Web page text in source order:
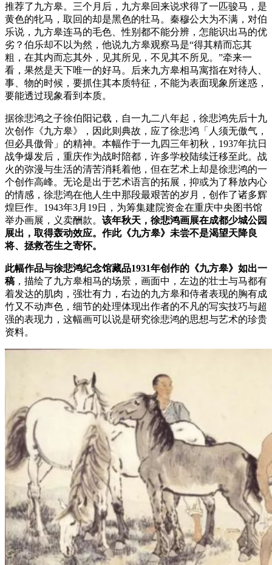
推荐了九方皋。三个月后，九方皋回来说求得了一匹骏马，是
黄色的牝马，取回的却是黑色的牡马。秦穆公大为不满，对伯
乐说，九方皋连马的毛色、性别都不能分辨，怎能识出马的优
劣？伯乐却不以为然，他说九方皋观察马是“得其精而忘其
粗，在其内而忘其外，见其所见，不见其不所见。”牵来一
看，果然是天下唯一的好马。后来九方皋相马寓指在对待人、
事、物的时候，要抓住其本质特征，不能为表面现象所迷惑，
要能透过现象看到本质。
据徐悲鸿之子徐伯阳记载，自一九二八年起，徐悲鸿先后十九
次创作《九方皋》，因此则典故，应了徐悲鸿「人须无傲气，
但必具傲骨」的精神。本幅作于一九四三年初秋，1937年抗日
战争爆发后，重庆作为战时陪都，许多学校陆续迁移至此。战
火的弥漫与生活的清苦消耗着他，但在艺术上却是徐悲鸿的一
个创作高峰。无论是出于艺术语言的拓展，抑或为了释放内心
的情感，徐悲鸿在他人生中那段最艰苦的岁月，创作了诸多辉
煌巨作。1943年3月19日，为筹集建院资金在重庆中央图书馆
举办画展，义卖酬款。 该年秋天，徐悲鸿画展在成都少城公园
展出，取得轰动效应。作此《九方皋》未尝不是渴望天降良
将、拯救苍生之寄怀。
此幅作品与徐悲鸿纪念馆藏品1931年创作的《九方皋》如出一
稿 ，描绘了九方皋相马的场景，画面中，左边的壮士与马都有
着发达的肌肉，强壮有力，右边的九方皋和侍者表现的胸有成
竹又不动声色，细节的处理体现出作者的不凡的写实技巧与超
强的表现力，这幅画可以说是研究徐悲鸿的思想与艺术的珍贵
资料。